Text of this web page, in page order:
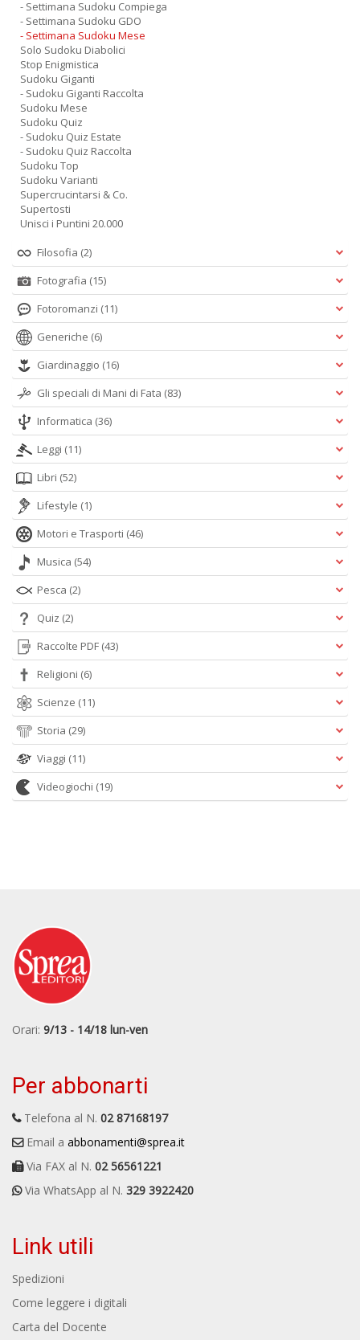
- Settimana Sudoku Compiega
- Settimana Sudoku GDO
- Settimana Sudoku Mese
Solo Sudoku Diabolici
Stop Enigmistica
Sudoku Giganti
- Sudoku Giganti Raccolta
Sudoku Mese
Sudoku Quiz
- Sudoku Quiz Estate
- Sudoku Quiz Raccolta
Sudoku Top
Sudoku Varianti
Supercrucintarsi & Co.
Supertosti
Unisci i Puntini 20.000
Filosofia (2)
Fotografia (15)
Fotoromanzi (11)
Generiche (6)
Giardinaggio (16)
Gli speciali di Mani di Fata (83)
Informatica (36)
Leggi (11)
Libri (52)
Lifestyle (1)
Motori e Trasporti (46)
Musica (54)
Pesca (2)
Quiz (2)
Raccolte PDF (43)
Religioni (6)
Scienze (11)
Storia (29)
Viaggi (11)
Videogiochi (19)
Orari: 9/13 - 14/18 lun-ven
Per abbonarti
Telefona al N. 02 87168197
Email a abbonamenti@sprea.it
Via FAX al N. 02 56561221
Via WhatsApp al N. 329 3922420
Link utili
Spedizioni
Come leggere i digitali
Carta del Docente